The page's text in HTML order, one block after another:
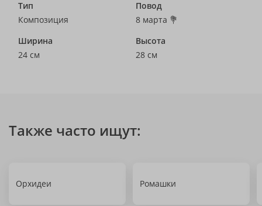
Тип
Композиция
Повод
8 марта 💐
Ширина
24 см
Высота
28 см
Также часто ищут:
Орхидеи Ромашки